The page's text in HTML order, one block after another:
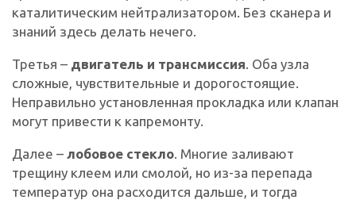
каталитическим нейтрализатором. Без сканера и
знаний здесь делать нечего.
Третья – двигатель и трансмиссия. Оба узла
сложные, чувствительные и дорогостоящие.
Неправильно установленная прокладка или клапан
могут привести к капремонту.
Далее – лобовое стекло. Многие заливают
трещину клеем или смолой, но из-за перепада
температур она расходится дальше, и тогда